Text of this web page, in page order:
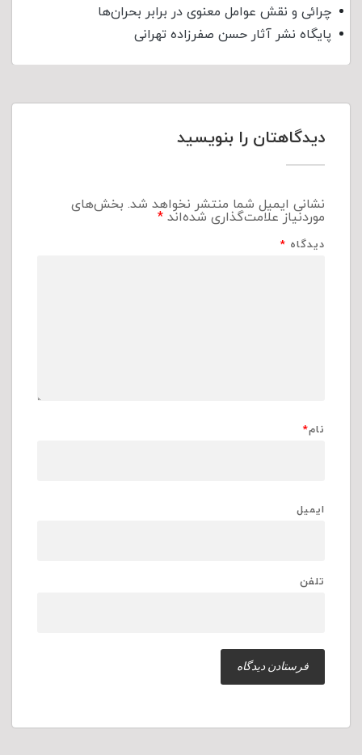
چرائی و نقش عوامل معنوی در برابر بحران‌ها
پایگاه نشر آثار حسن صفرزاده تهرانی
دیدگاهتان را بنویسید
نشانی ایمیل شما منتشر نخواهد شد. بخش‌های
موردنیاز علامت‌گذاری شده‌اند*
دیدگاه *
نام*
ایمیل
تلفن